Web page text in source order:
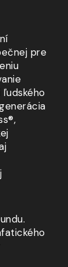
pre
ľudského